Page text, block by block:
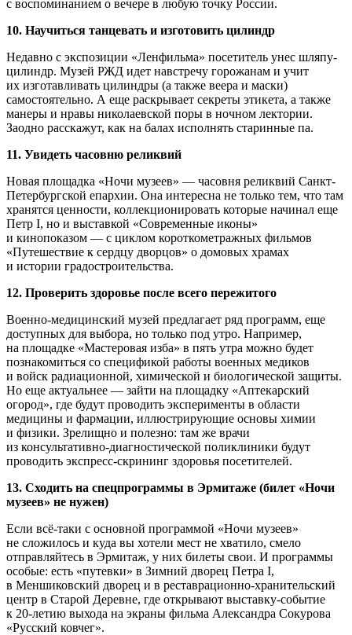
с воспоминанием о вечере в любую точку России.
10. Научиться танцевать и изготовить цилиндр
Недавно с экспозиции «Ленфильма» посетитель унес шляпу-
цилиндр. Музей РЖД идет навстречу горожанам и учит
их изготавливать цилиндры (а также веера и маски)
самостоятельно. А еще раскрывает секреты этикета, а также
манеры и нравы николаевской поры в ночном лектории.
Заодно расскажут, как на балах исполнять старинные па.
11. Увидеть часовню реликвий
Новая площадка «Ночи музеев» — часовня реликвий Санкт-
Петербургской епархии. Она интересна не только тем, что там
хранятся ценности, коллекционировать которые начинал еще
Петр I, но и выставкой «Современные иконы»
и кинопоказом — с циклом короткометражных фильмов
«Путешествие к сердцу дворцов» о домовых храмах
и истории градостроительства.
12. Проверить здоровье после всего пережитого
Военно-медицинский музей предлагает ряд программ, еще
доступных для выбора, но только под утро. Например,
на площадке «Мастеровая изба» в пять утра можно будет
познакомиться со спецификой работы военных медиков
и войск радиационной, химической и биологической защиты.
Но еще актуальнее — зайти на площадку «Аптекарский
огород», где будут проводить эксперименты в области
медицины и фармации, иллюстрирующие основы химии
и физики. Зрелищно и полезно: там же врачи
из консультативно-диагностической поликлиники будут
проводить экспресс-скрининг здоровья посетителей.
13. Сходить на спецпрограммы в Эрмитаже (билет «Ночи
музеев» не нужен)
Если всё-таки с основной программой «Ночи музеев»
не сложилось и куда вы хотели мест не хватило, смело
отправляйтесь в Эрмитаж, у них билеты свои. И программы
особые: есть «путевки» в Зимний дворец Петра I,
в Меншиковский дворец и в реставрационно-хранительский
центр в Старой Деревне, где открывают выставку-событие
к 20-летию выхода на экраны фильма Александра Сокурова
«Русский ковчег».